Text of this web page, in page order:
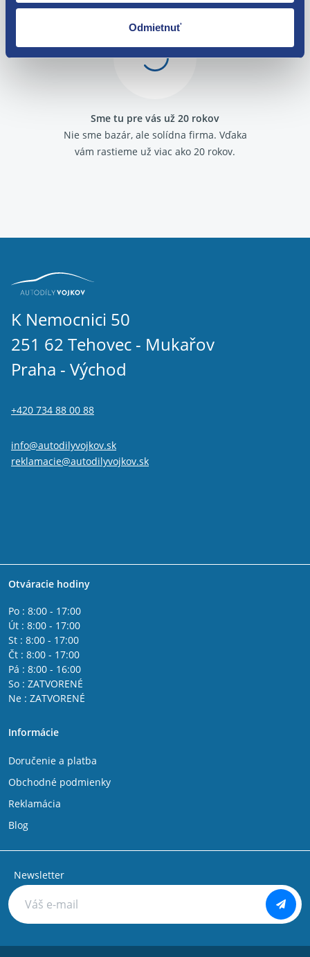
Odmietnuť
Pozrite sa na ichrecenzie.
Sme tu pre vás už 20 rokov
Nie sme bazár, ale solídna firma. Vďaka
vám rastieme už viac ako 20 rokov.
K Nemocnici 50
251 62 Tehovec - Mukařov
Praha - Východ
+420 734 88 00 88
info@autodilyvojkov.sk
reklamacie@autodilyvojkov.sk
Otváracie hodiny
Po : 8:00 - 17:00
Út : 8:00 - 17:00
St : 8:00 - 17:00
Čt : 8:00 - 17:00
Pá : 8:00 - 16:00
So : ZATVORENÉ
Ne : ZATVORENÉ
Informácie
Doručenie a platba
Obchodné podmienky
Reklamácia
Blog
Newsletter